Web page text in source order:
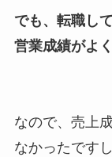
でも、転職し
営業成績がよ
なので、売上
なかったです